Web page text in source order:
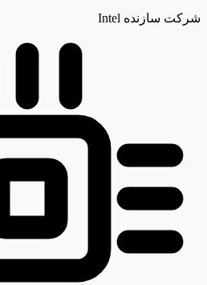
شرکت سازنده Intel